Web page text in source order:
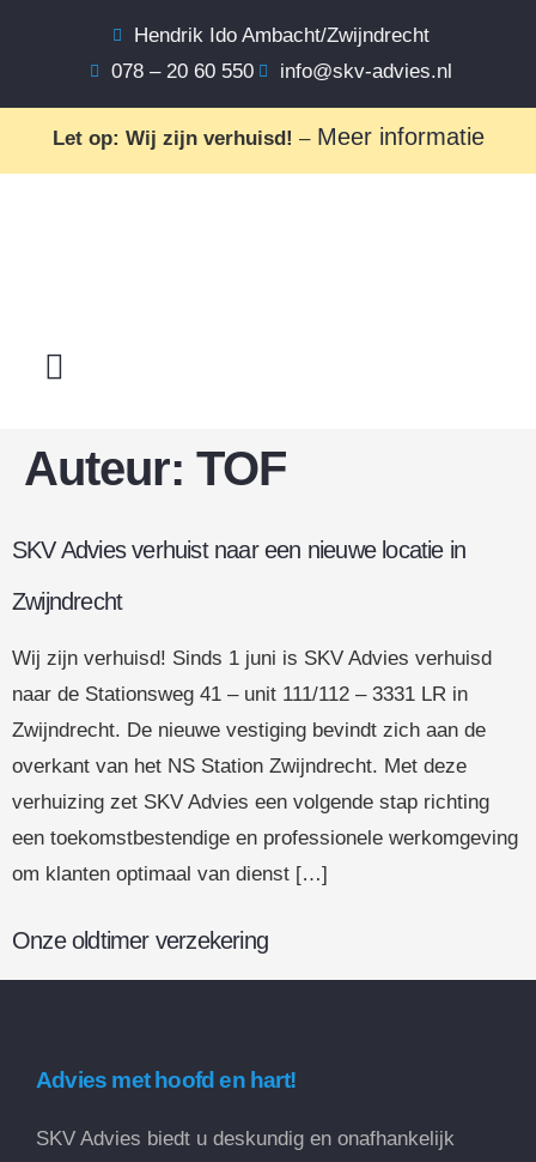
Hendrik Ido Ambacht/Zwijndrecht
078 – 20 60 550
info@skv-advies.nl
Let op: Wij zijn verhuisd! –Meer informatie
Auteur: TOF
SKV Advies verhuist naar een nieuwe locatie in
Zwijndrecht
Wij zijn verhuisd! Sinds 1 juni is SKV Advies verhuisd
naar de Stationsweg 41 – unit 111/112 – 3331 LR in
Zwijndrecht. De nieuwe vestiging bevindt zich aan de
overkant van het NS Station Zwijndrecht. Met deze
verhuizing zet SKV Advies een volgende stap richting
een toekomstbestendige en professionele werkomgeving
om klanten optimaal van dienst […]
Onze oldtimer verzekering
Advies met hoofd en hart!
SKV Advies biedt u deskundig en onafhankelijk